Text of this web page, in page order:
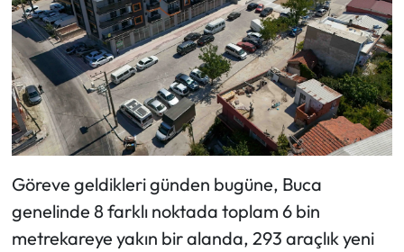
Göreve geldikleri günden bugüne, Buca
genelinde 8 farklı noktada toplam 6 bin
metrekareye yakın bir alanda, 293 araçlık yeni